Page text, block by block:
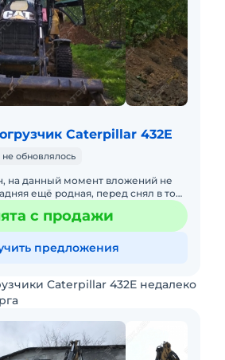
Caterpillar 432E
обновлялось
на данный момент вложений не
ещё родная, перед снял в том
с продажи
предложения
Caterpillar 432E недалеко